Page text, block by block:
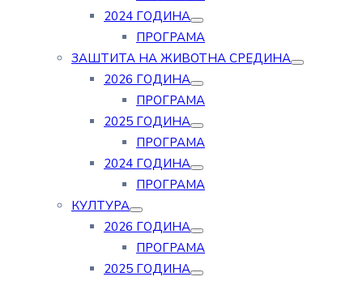
2024 ГОДИНА
ПРОГРАМА
ЗАШТИТА НА ЖИВОТНА СРЕДИНА
2026 ГОДИНА
ПРОГРАМА
2025 ГОДИНА
ПРОГРАМА
2024 ГОДИНА
ПРОГРАМА
КУЛТУРА
2026 ГОДИНА
ПРОГРАМА
2025 ГОДИНА